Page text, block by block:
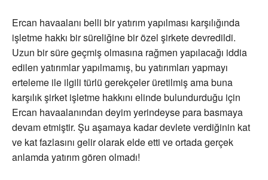
Ercan havaalanı belli bir yatırım yapılması karşılığında
işletme hakkı bir süreliğine bir özel şirkete devredildi.
Uzun bir süre geçmiş olmasına rağmen yapılacağı iddia
edilen yatırımlar yapılmamış, bu yatırımları yapmayı
erteleme ile ilgili türlü gerekçeler üretilmiş ama buna
karşılık şirket işletme hakkını elinde bulundurduğu için
Ercan havaalanından deyim yerindeyse para basmaya
devam etmiştir. Şu aşamaya kadar devlete verdiğinin kat
ve kat fazlasını gelir olarak elde etti ve ortada gerçek
anlamda yatırım gören olmadı!